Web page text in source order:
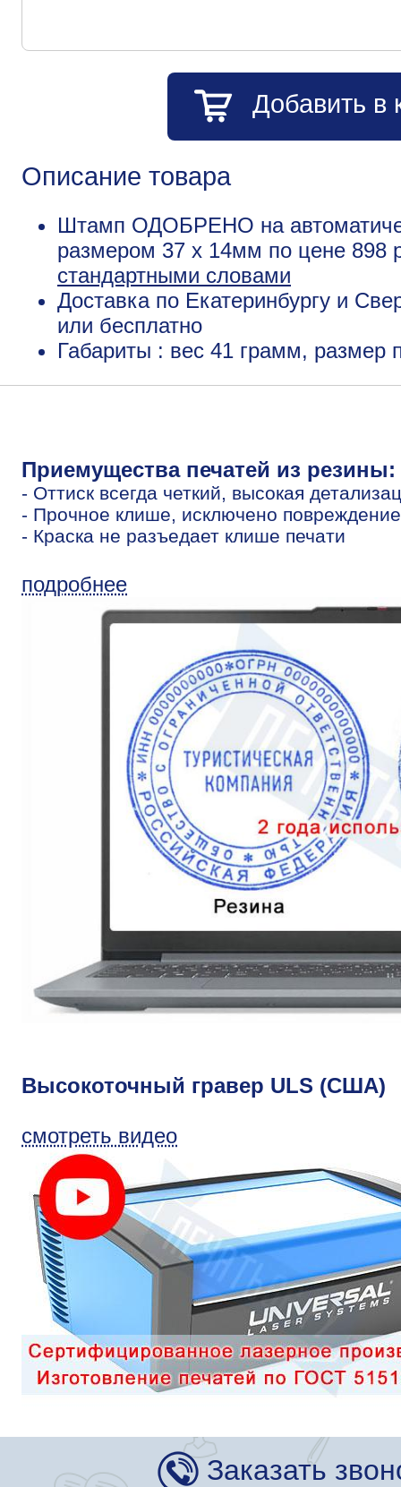
Добавить в
Описание товара
Штамп ОДОБРЕНО на
размером 37 х 14мм по цене 898
стандартными словами
Доставка по Екатеринбургу и
или бесплатно
Габариты : вес 41 грамм, размер
Приемущества печатей из резины:
- Оттиск всегда четкий, высокая
- Прочное клише, исключено
- Краска не разъедает клише печати
подробнее
Высокоточный гравер ULS (США)
смотреть видео
Заказать